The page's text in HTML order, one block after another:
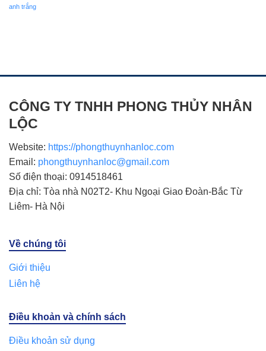
anh trắng
CÔNG TY TNHH PHONG THỦY NHÂN
LỘC
Website: https://phongthuynhanloc.com
Email: phongthuynhanloc@gmail.com
Số điện thoại: 0914518461
Địa chỉ: Tòa nhà N02T2- Khu Ngoại Giao Đoàn-Bắc Từ
Liêm- Hà Nội
Về chúng tôi
Giới thiệu
Liên hệ
Điều khoản và chính sách
Điều khoản sử dụng